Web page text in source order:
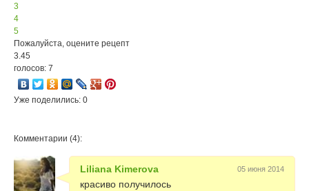
3
4
5
Пожалуйста, оцените рецепт
3.45
голосов: 7
Уже поделились: 0
Комментарии (4):
Liliana Kimerova 05 июня 2014
красиво получилось